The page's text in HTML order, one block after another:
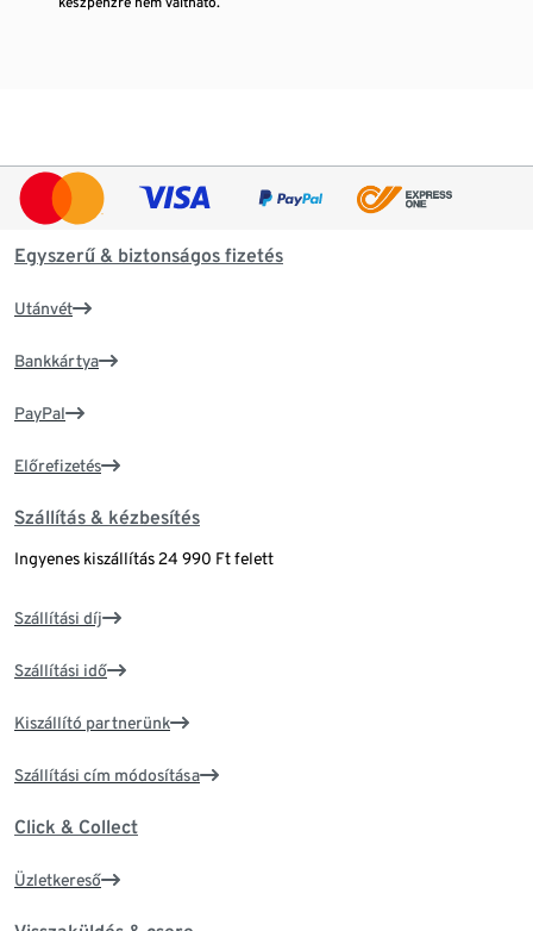
Egyszerű & biztonságos fizetés
Utánvét
Bankkártya
PayPal
Előrefizetés
Szállítás & kézbesítés
Ingyenes kiszállítás 24 990 Ft felett
Szállítási díj
Szállítási idő
Kiszállító partnerünk
Szállítási cím módosítása
Click & Collect
Üzletkereső